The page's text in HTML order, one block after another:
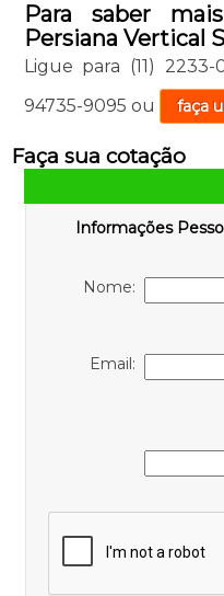
Para saber
Persiana Vertical
Ligue para (11) 2233-
94735-9095 ou faça
Faça sua cotação
Informações
Nome:
Email: